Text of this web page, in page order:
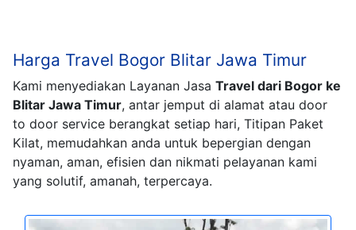
Harga Travel Bogor Blitar Jawa Timur
Kami menyediakan Layanan Jasa Travel dari Bogor ke
Blitar Jawa Timur, antar jemput di alamat atau door
to door service berangkat setiap hari, Titipan Paket
Kilat, memudahkan anda untuk bepergian dengan
nyaman, aman, efisien dan nikmati pelayanan kami
yang solutif, amanah, terpercaya.